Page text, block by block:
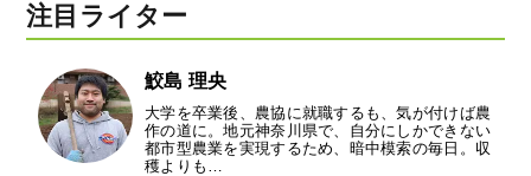
注目ライター
鮫島 理央
大学を卒業後、農協に就職するも、気が付けば農
作の道に。地元神奈川県で、自分にしかできない
都市型農業を実現するため、暗中模索の毎日。収
穫よりも…